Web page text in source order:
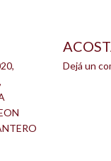
,
,
Dejá un